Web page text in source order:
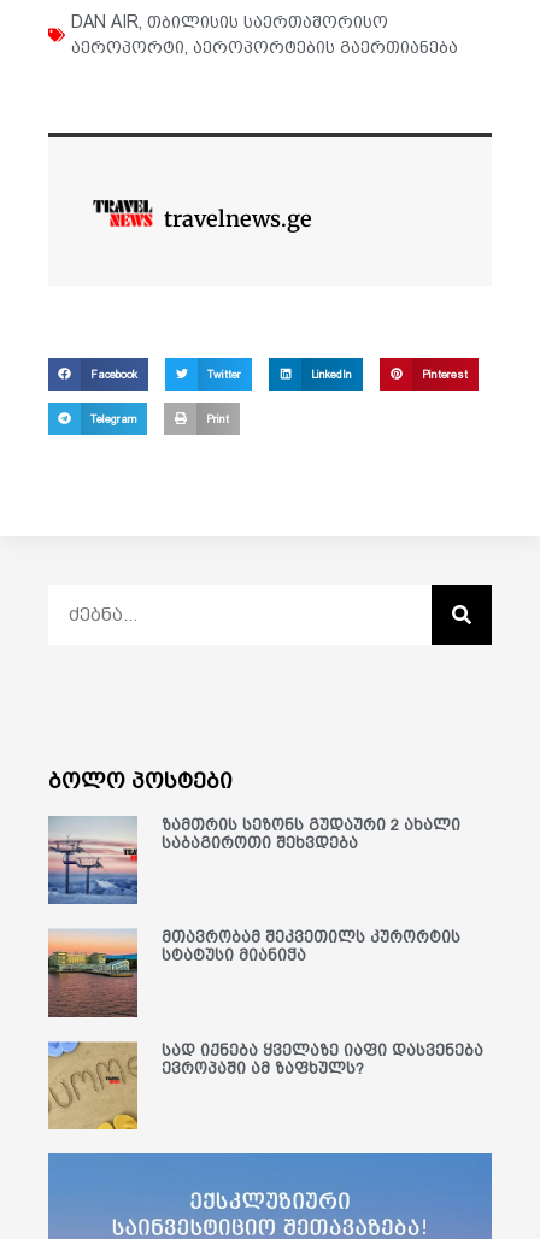
DAN AIR თბილისის საერთაშორისო
აეროპორტი აეროპორტების გაერთიანება
travelnews.ge
Facebook Twitter LinkedIn Pinterest
Telegram Print
ბოლო პოსტები
ზამთრის სეზონს გუდაური 2 ახალი
საბაგიროთი შეხვდება
მთავრობამ შეკვეთილს კურორტის
სტატუსი მიანიჭა
სად იქნება ყველაზე იაფი დასვენება
ევროპაში ამ ზაფხულს?